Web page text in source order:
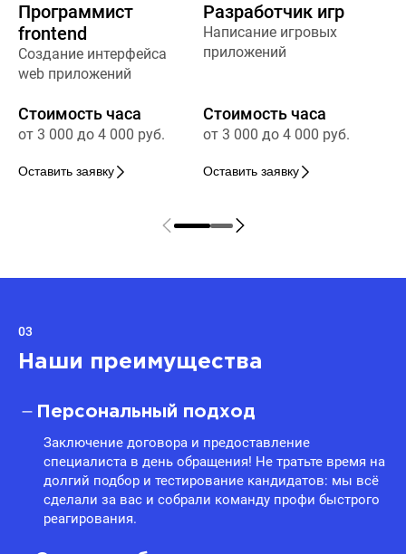
Программист
frontend
Создание интерфейса
web приложений
Стоимость часа
от 3 000 до 4 000 руб.
Оставить заявку
Разработчик игр
Написание игровых
приложений
Стоимость часа
от 3 000 до 4 000 руб.
Оставить заявку
03
Наши преимущества
Персональный подход
Заключение договора и предоставление
специалиста в день обращения! Не тратьте время на
долгий подбор и тестирование кандидатов: мы всё
сделали за вас и собрали команду профи быстрого
реагирования.